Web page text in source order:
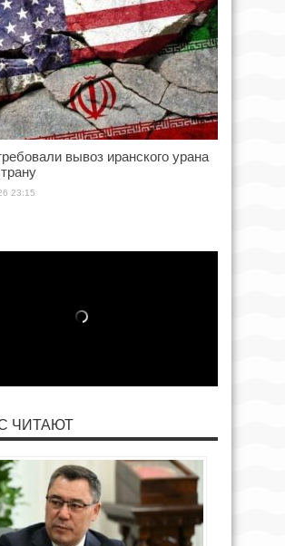
вывоз иранского урана
23:15
ЧИТАЮТ